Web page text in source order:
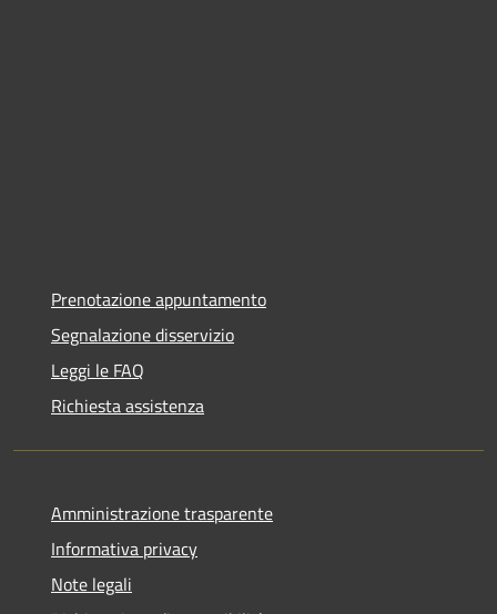
Prenotazione appuntamento
Segnalazione disservizio
Leggi le FAQ
Richiesta assistenza
Amministrazione trasparente
Informativa privacy
Note legali